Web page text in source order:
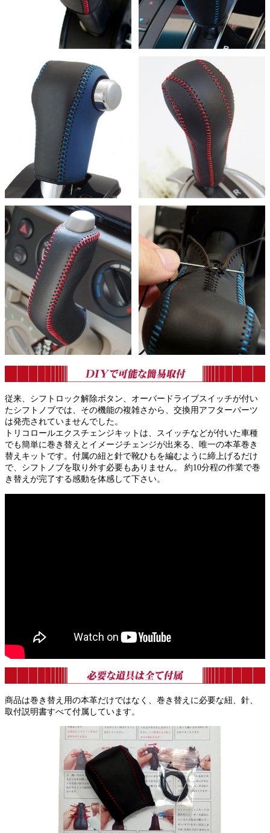
従来、シフトロック解除ボタン、オーバードライブスイッチが付い
たシフトノブでは、その機能の複雑さから、交換用アフターパーツ
は発売されていませんでした。
トリコロールエクスチェンジキットは、スイッチなどが付いた車種
でも簡単に巻き替えとイメージチェンジが出来る、唯一の本革巻き
替えキットです。付属の紐と針で靴ひもを編むように締上げるだけ
で、シフトノブを取り外す必要もありません。 約10分程の作業で巻
き替えが完了する感動を体感して下さい。
商品は巻き替え用の本革だけではなく、巻き替えに必要な紐、針、
取付説明書すべて付属しています。